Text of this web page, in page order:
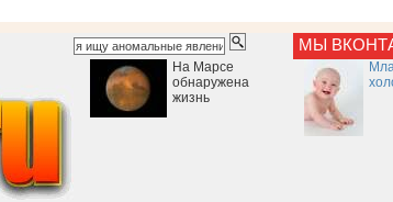
МЫ
На Марсе
обнаружена
жизнь